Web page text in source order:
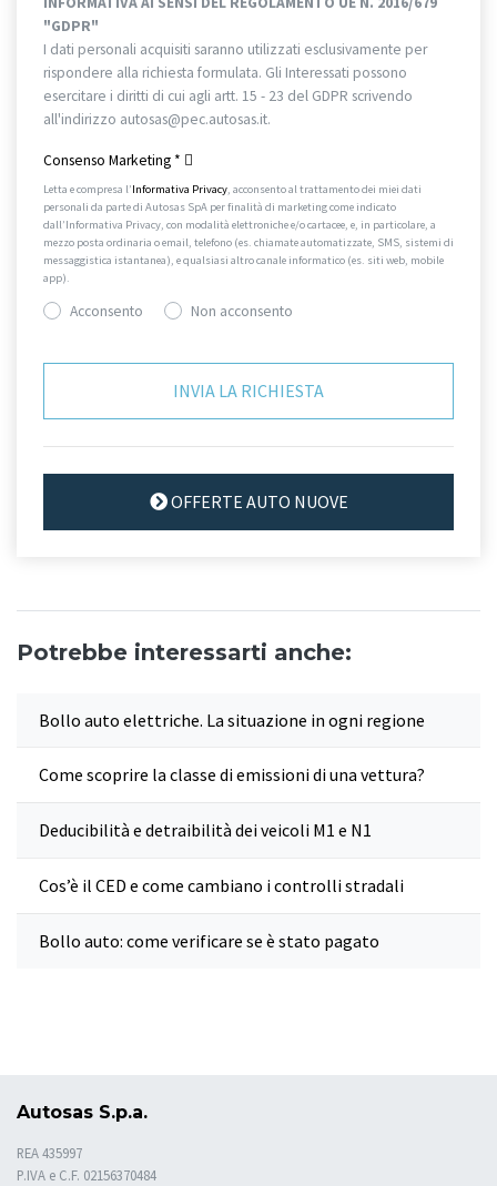
"GDPR"
I dati personali acquisiti saranno utilizzati esclusivamente per
rispondere alla richiesta formulata. Gli Interessati possono
esercitare i diritti di cui agli artt. 15 - 23 del GDPR scrivendo
all'indirizzo autosas@pec.autosas.it.
Consenso Marketing *
Letta e compresa l’Informativa Privacy, acconsento al trattamento dei miei dati
personali da parte di Autosas SpA per finalità di marketing come indicato
dall’Informativa Privacy, con modalità elettroniche e/o cartacee, e, in particolare, a
mezzo posta ordinaria o email, telefono (es. chiamate automatizzate, SMS, sistemi di
messaggistica istantanea), e qualsiasi altro canale informatico (es. siti web, mobile
app).
Acconsento Non acconsento
OFFERTE AUTO NUOVE
Potrebbe interessarti anche:
Bollo auto elettriche. La situazione in ogni regione
Come scoprire la classe di emissioni di una vettura?
Deducibilità e detraibilità dei veicoli M1 e N1
Cos’è il CED e come cambiano i controlli stradali
Bollo auto: come verificare se è stato pagato
Autosas S.p.a.
REA 435997
P.IVA e C.F. 02156370484